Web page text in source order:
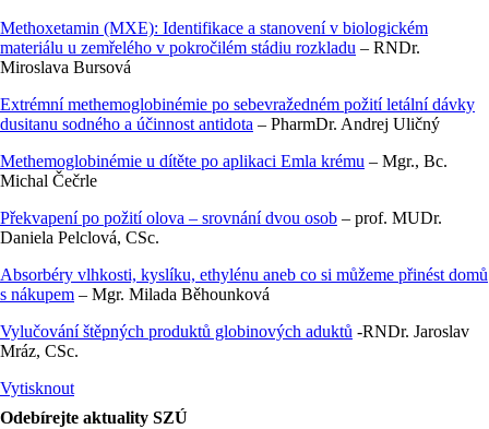
Methoxetamin (MXE): Identifikace a stanovení v biologickém
materiálu u zemřelého v pokročilém stádiu rozkladu – RNDr.
Miroslava Bursová
Extrémní methemoglobinémie po sebevražedném požití letální dávky
dusitanu sodného a účinnost antidota – PharmDr. Andrej Uličný
Methemoglobinémie u dítěte po aplikaci Emla krému – Mgr., Bc.
Michal Čečrle
Překvapení po požití olova – srovnání dvou osob – prof. MUDr.
Daniela Pelclová, CSc.
Absorbéry vlhkosti, kyslíku, ethylénu aneb co si můžeme přinést domů
s nákupem – Mgr. Milada Běhounková
Vylučování štěpných produktů globinových aduktů -RNDr. Jaroslav
Mráz, CSc.
Vytisknout
Odebírejte aktuality SZÚ